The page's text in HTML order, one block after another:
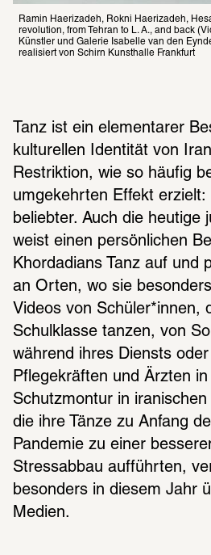
Ramin Haerizadeh, Rokni Haerizadeh,
revo­lu­tion, from Tehran to L. A., and back
Künstler und Galerie Isabelle van den
realisiert von Schirn Kunsthalle Frankfurt
Tanz ist ein elementarer
kulturellen Identität von
Restriktion, wie so häufig
umgekehrten Effekt erzielt:
beliebter. Auch die heutige
weist einen persönlichen
Khordadians Tanz auf und
an Orten, wo sie
Videos von Schüler*innen,
Schulklasse tanzen, von
während ihres Diensts
Pflegekräften und Ärzten
Schutzmontur in
die ihre Tänze zu Anfang
Pandemie zu einer
Stressabbau aufführten,
besonders in diesem Jahr
Medien.